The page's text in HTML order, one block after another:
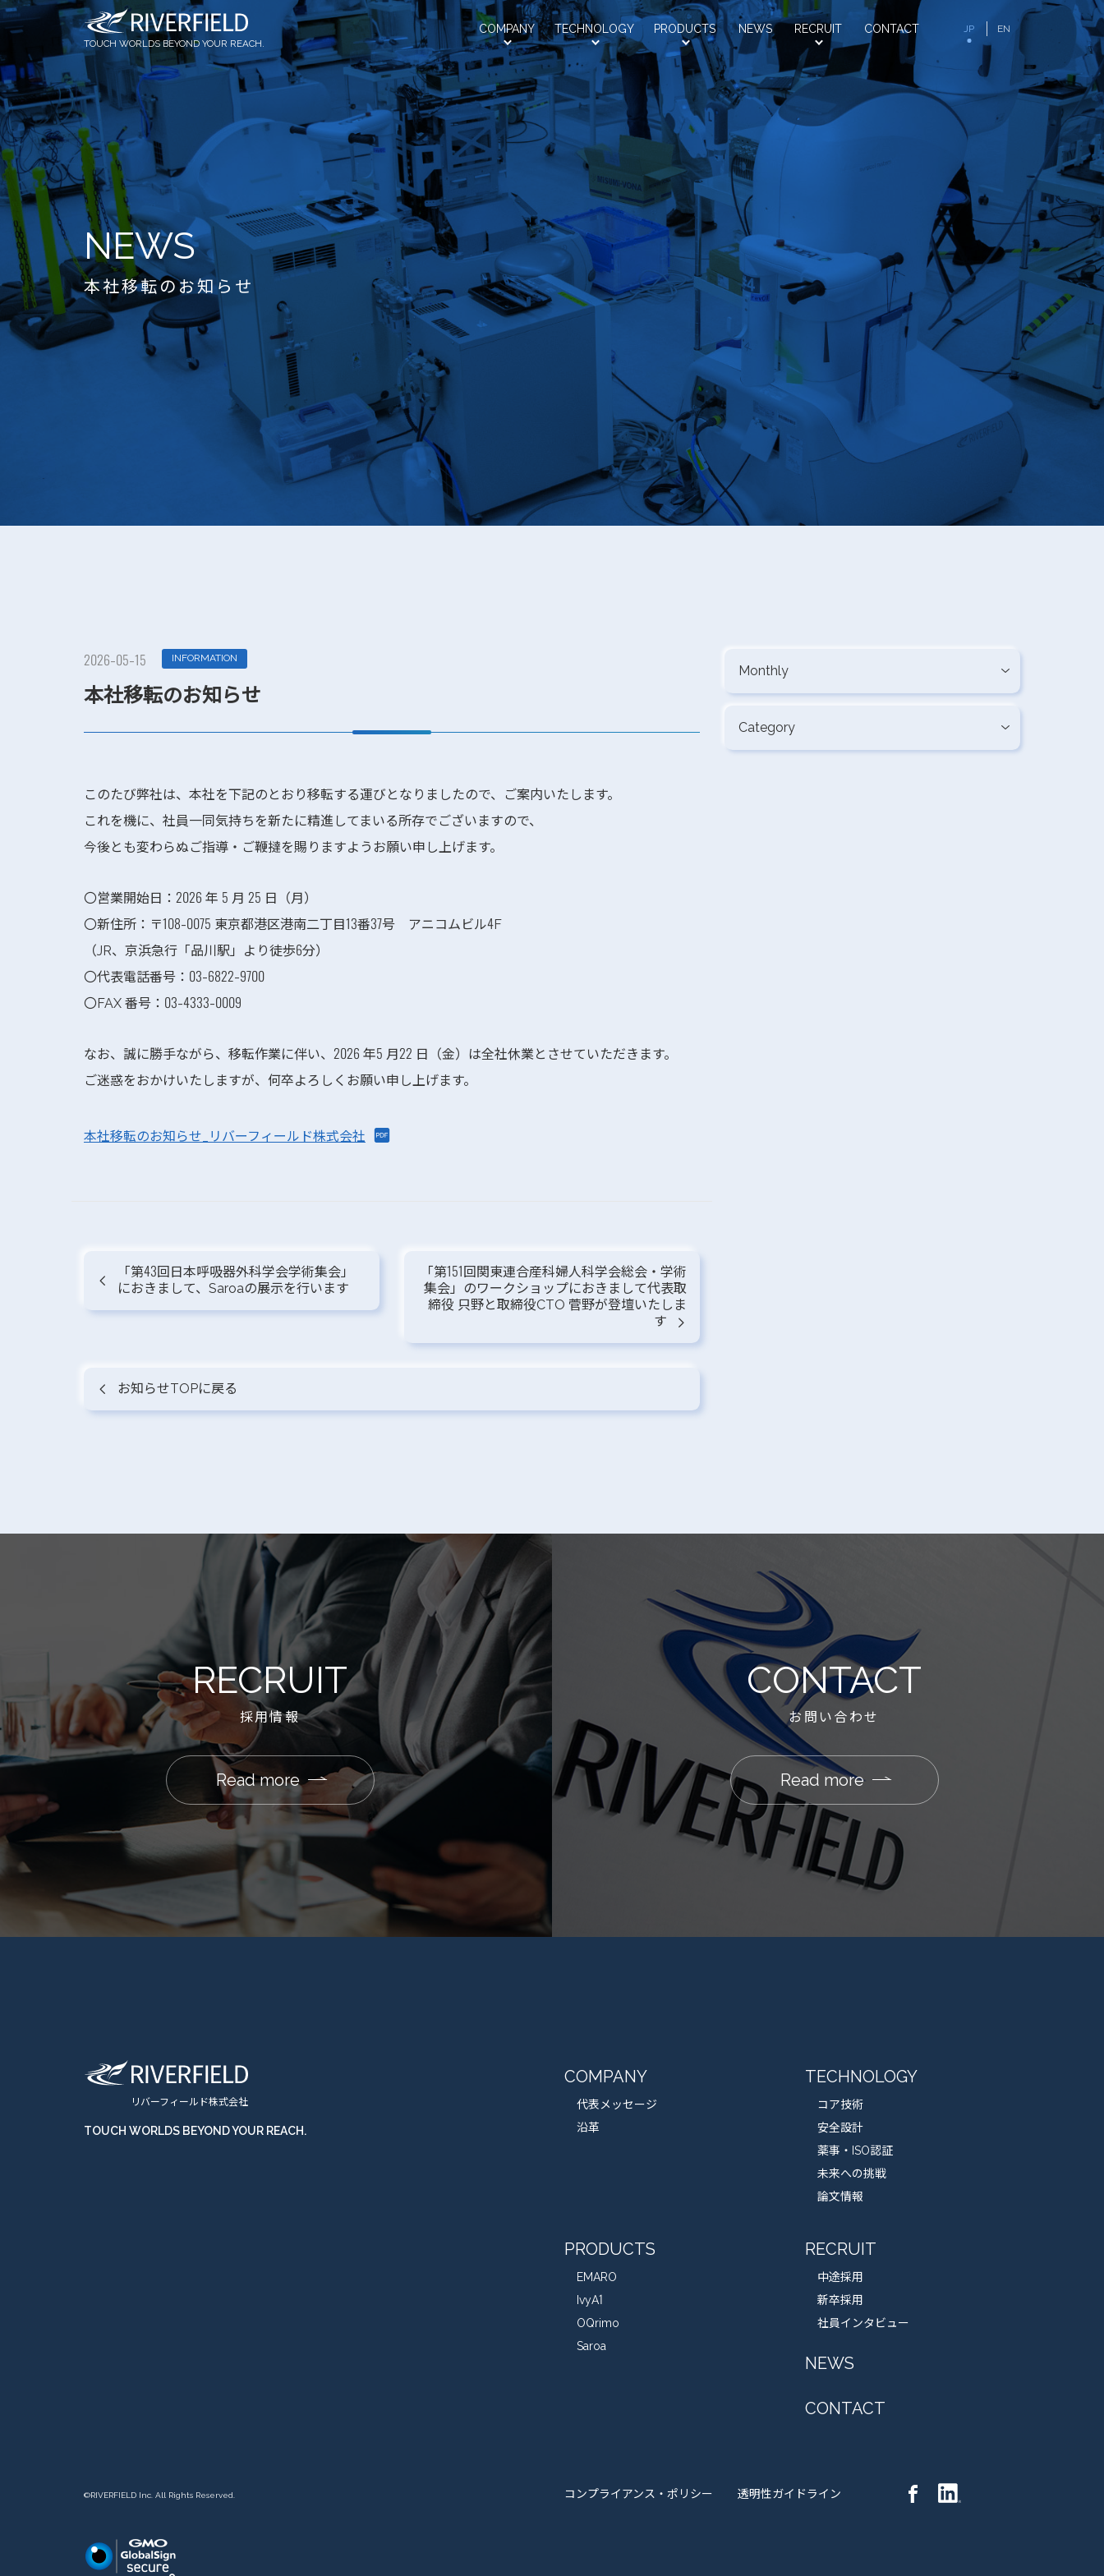
TOUCH WORLDS BEYOND YOUR REACH.
COMPANY
会社情報
TECHNOLOGY
技術紹介
論文情報
PRODUCTS
製品紹介
Saroa
NEWS
お知らせ
RECRUIT
採用情報
社員インタビュー
CONTACT
お問い合わせ
JP EN
NEWS
本社移転のお知らせ
2026-05-15 INFORMATION
本社移転のお知らせ
このたび弊社は、本社を下記のとおり移転する運びとなりましたので、ご案内いたします。
これを機に、社員一同気持ちを新たに精進してまいる所存でございますので、
今後とも変わらぬご指導・ご鞭撻を賜りますようお願い申し上げます。
〇営業開始日：2026 年 5 月 25 日（月）
〇新住所：〒108-0075 東京都港区港南二丁目13番37号 アニコムビル4F
（JR、京浜急行「品川駅」より徒歩6分）
〇代表電話番号：03-6822-9700
〇FAX 番号：03-4333-0009
なお、誠に勝手ながら、移転作業に伴い、2026 年5 月22 日（金）は全社休業とさせていただきます。
ご迷惑をおかけいたしますが、何卒よろしくお願い申し上げます。
本社移転のお知らせ_リバーフィールド株式会社
「第43回日本呼吸器外科学会学術集会」
におきまして、Saroaの展示を行います
「第151回関東連合産科婦人科学会総会・学術
集会」のワークショップにおきまして代表取
締役 只野と取締役CTO 菅野が登壇いたしま
す
お知らせTOPに戻る
RECRUIT
採用情報
Read more
CONTACT
お問い合わせ
Read more
リバーフィールド株式会社
TOUCH WORLDS BEYOND YOUR REACH.
COMPANY
代表メッセージ
沿革
TECHNOLOGY
コア技術
安全設計
薬事・ISO認証
未来への挑戦
論文情報
PRODUCTS
EMARO
IvyA1
OQrimo
Saroa
RECRUIT
中途採用
新卒採用
社員インタビュー
NEWS
CONTACT
コンプライアンス・ポリシー 透明性ガイドライン
©︎RIVERFIELD Inc. All Rights Reserved.